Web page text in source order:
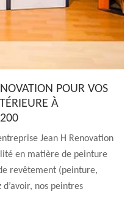
POUR VOS
À
Jean H Renovation
en matière de peinture
revêtement (peinture,
nos peintres